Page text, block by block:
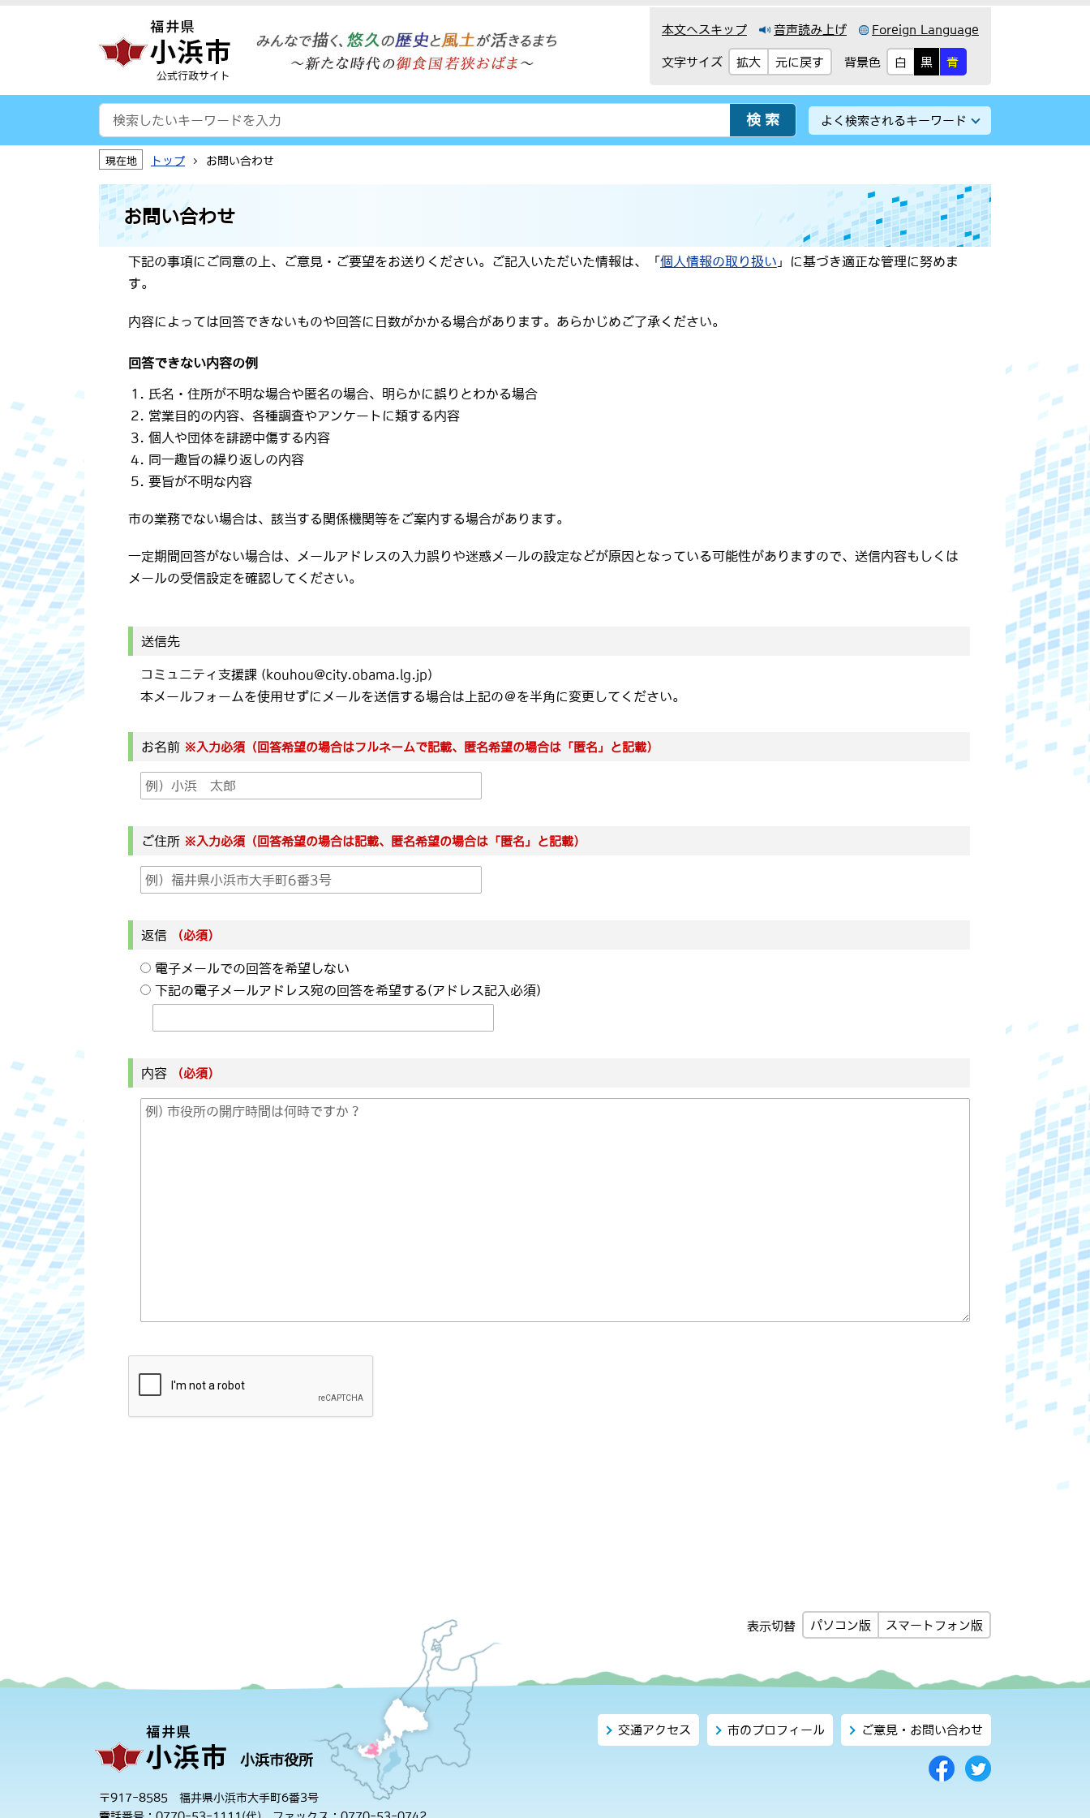
公式行政サイト
本文へスキップ 音声読み上げ Foreign Language
文字サイズ 拡大 元に戻す 背景色 白 黒 青
よく検索されるキーワード
現在地 トップ お問い合わせ
お問い合わせ
下記の事項にご同意の上、ご意見・ご要望をお送りください。ご記入いただいた情報は、「 個人情報の取り扱い 」に基づき適正な管理に努めま
す。
内容によっては回答できないものや回答に日数がかかる場合があります。あらかじめご了承ください。
回答できない内容の例
氏名・住所が不明な場合や匿名の場合、明らかに誤りとわかる場合
営業目的の内容、各種調査やアンケートに類する内容
個人や団体を誹謗中傷する内容
同一趣旨の繰り返しの内容
要旨が不明な内容
市の業務でない場合は、該当する関係機関等をご案内する場合があります。
一定期間回答がない場合は、メールアドレスの入力誤りや迷惑メールの設定などが原因となっている可能性がありますので、送信内容もしくは
メールの受信設定を確認してください。
送信先
コミュニティ支援課 (kouhou@city.obama.lg.jp)
本メールフォームを使用せずにメールを送信する場合は上記の＠を半角に変更してください。
お名前 ※入力必須（回答希望の場合はフルネームで記載、匿名希望の場合は「匿名」と記載）
ご住所 ※入力必須（回答希望の場合は記載、匿名希望の場合は「匿名」と記載）
返信 （必須）
電子メールでの回答を希望しない
下記の電子メールアドレス宛の回答を希望する(アドレス記入必須)
内容 （必須）
表示切替 パソコン版 スマートフォン版
小浜市役所
〒917-8585 福井県小浜市大手町6番3号
交通アクセス 市のプロフィール ご意見・お問い合わせ